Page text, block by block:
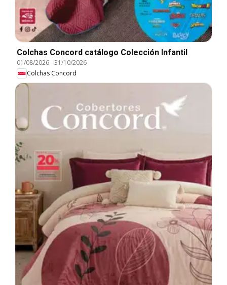
Colchas Concord catálogo Colección Infantil
01/08/2026-31/10/2026
Colchas Concord